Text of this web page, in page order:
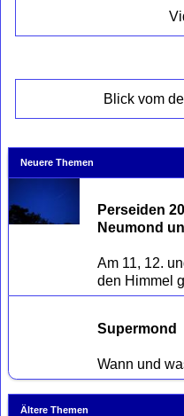
Blick vom
Neuere Themen
Perseiden
Neumond
Am 11, 12.
Supermond
Ältere Themen